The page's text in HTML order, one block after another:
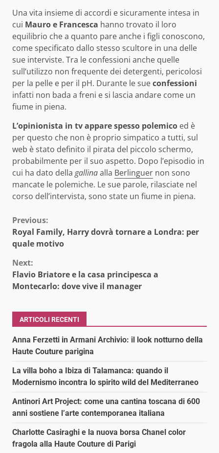
Una vita insieme di accordi e sicuramente intesa in
cui Mauro e Francesca hanno trovato il loro
equilibrio che a quanto pare anche i figli conoscono,
come specificato dallo stesso scultore in una delle
sue interviste. Tra le confessioni anche quelle
sull’utilizzo non frequente dei detergenti, pericolosi
per la pelle e per il pH. Durante le sueconfessioni
infatti non bada a freni e si lascia andare come un
fiume in piena.
L’opinionista in tv appare spesso polemico ed è
per questo che non è proprio simpatico a tutti, sul
web è stato definito il pirata del piccolo schermo,
probabilmente per il suo aspetto. Dopo l’episodio in
cui ha dato dellagallinaalla Berlinguer non sono
mancate le polemiche. Le sue parole, rilasciate nel
corso dell’intervista, sono state un fiume in piena.
Continue
Reading
Previous:
Royal Family, Harry dovrà tornare a Londra: per
quale motivo
Next:
Flavio Briatore e la casa principesca a
Montecarlo: dove vive il manager
ARTICOLI RECENTI
Anna Ferzetti in Armani Archivio: il look notturno della
Haute Couture parigina
La villa boho a Ibiza di Talamanca: quando il
Modernismo incontra lo spirito wild del Mediterraneo
Antinori Art Project: come una cantina toscana di 600
anni sostiene l’arte contemporanea italiana
Charlotte Casiraghi e la nuova borsa Chanel color
fragola alla Haute Couture di Parigi